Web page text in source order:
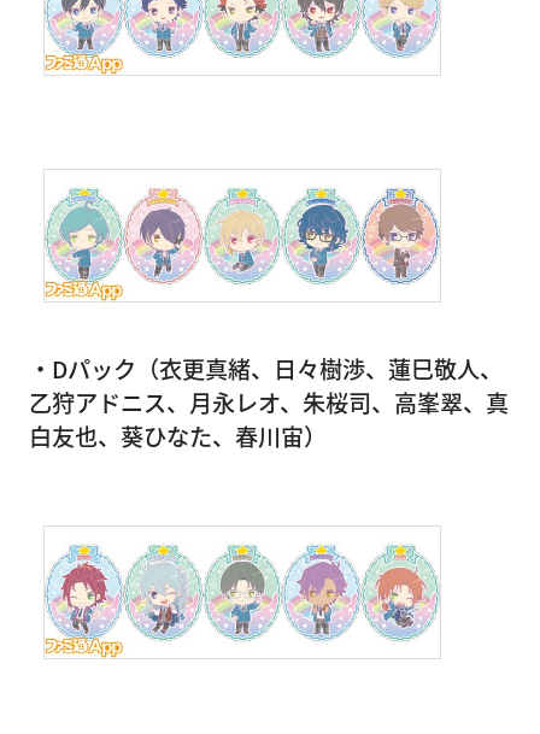
・Dパック（衣更真緒、日々樹渉、蓮巳敬人、
乙狩アドニス、月永レオ、朱桜司、高峯翠、真
白友也、葵ひなた、春川宙）